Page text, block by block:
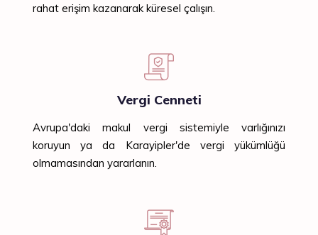
rahat erişim kazanarak küresel çalışın.
Vergi Cenneti
Avrupa'daki makul vergi sistemiyle varlığınızı
koruyun ya da Karayipler'de vergi yükümlüğü
olmamasından yararlanın.